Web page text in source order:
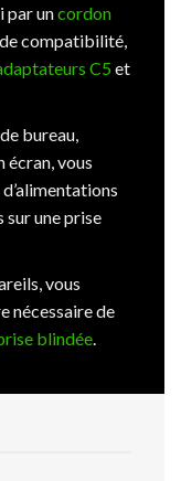
par uncordon
compatibilité,
C5 et
bureau,
écran, vous
sur une prise
vous
nécessaire de
blindée.